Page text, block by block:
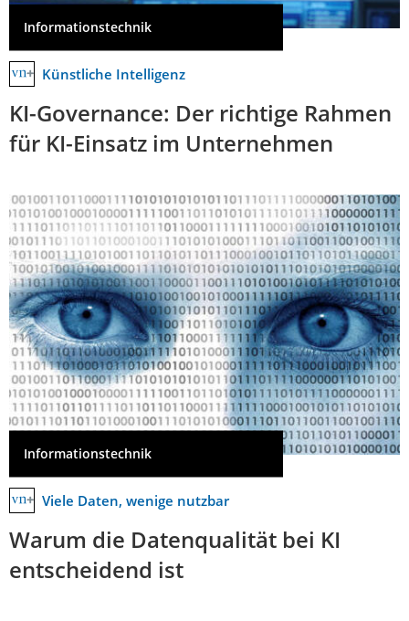
Informationstechnik
Künstliche Intelligenz
KI-Governance: Der richtige Rahmen
für KI-Einsatz im Unternehmen
Informationstechnik
Viele Daten, wenige nutzbar
Warum die Datenqualität bei KI
entscheidend ist